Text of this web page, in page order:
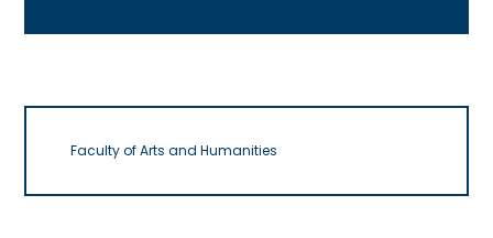
Faculty of Arts and Humanities